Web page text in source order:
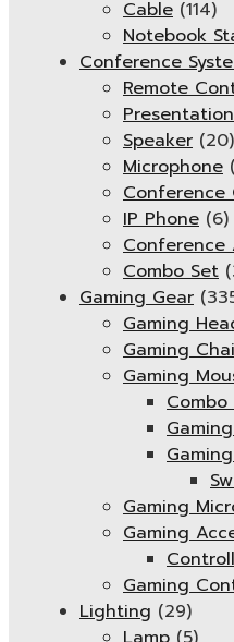
Cable (114)
Notebook
Conference
Remote
Speaker (20)
Microphone
Conference
IP Phone (6)
Conference
Combo Set
Gaming Gear
Gaming
Gaming
Gaming
Combo
Gaming
Gaming
Gaming
Lighting (29)